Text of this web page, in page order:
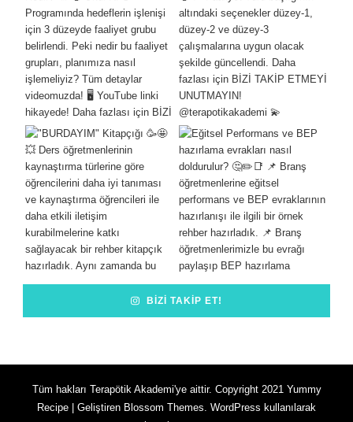
BIZI TAKIP ET!
Tüm hakları Terapötik Akademi'ye aittir. Copyright 2021 Yummy
Recipe | Geliştiren Blossom Themes. WordPress kullanılarak